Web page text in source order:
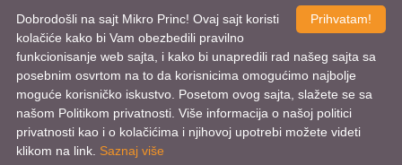
Sve cene su iskazane u dinarima. PDV je uračunat u cenu.
© Mikro Princ 1999 - 2026. Sva prava su zadržana.
Kreirao *nbgcreator |Izdrada Internet prodavnice ,Izrada sajtaimobilnih
aplikacija iSEO optimizacija
Prihvatam!
Dobrodošli na sajt Mikro Princ! Ovaj sajt koristi
kolačiće kako bi Vam obezbedili pravilno
funkcionisanje web sajta, i kako bi unapredili rad našeg sajta sa
posebnim osvrtom na to da korisnicima omogućimo najbolje
moguće korisničko iskustvo. Posetom ovog sajta, slažete se sa
našom Politikom privatnosti. Više informacija o našoj politici
privatnosti kao i o kolačićima i njihovoj upotrebi možete videti
klikom na link. Saznaj više